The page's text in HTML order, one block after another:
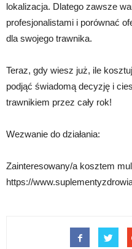
lokalizacja. Dlatego zawsze
profesjonalistami i porównać
dla swojego trawnika.
Teraz, gdy wiesz już, ile
podjąć świadomą decyzję i
trawnikiem przez cały rok!
Wezwanie do działania:
Zainteresowany/a kosztem
https://